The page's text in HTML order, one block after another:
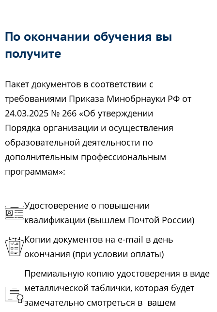
По окончании обучения вы
получите
Пакет документов в соответствии с
требованиями Приказа Минобрнауки РФ от
24.03.2025 № 266 «Об утверждении
Порядка организации и осуществления
образовательной деятельности по
дополнительным профессиональным
программам»:
Удостоверение о повышении
квалификации (вышлем Почтой России)
Копии документов на e-mail в день
окончания (при условии оплаты)
Премиальную копию удостоверения в виде
металлической таблички, которая будет
замечательно смотреться в вашем